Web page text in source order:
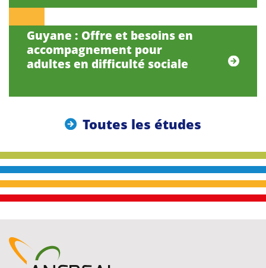
Guyane : Offre et besoins en
accompagnement pour
adultes en difficulté sociale
Toutes les études